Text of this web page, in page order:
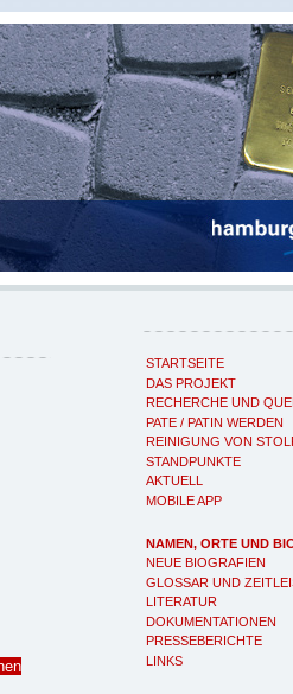
STARTSEITE
DAS PROJEKT
RECHERCHE UND
PATE / PATIN WERDEN
REINIGUNG VON
STANDPUNKTE
AKTUELL
MOBILE APP
NAMEN, ORTE UND
NEUE BIOGRAFIEN
GLOSSAR UND
LITERATUR
DOKUMENTATIONEN
PRESSEBERICHTE
LINKS